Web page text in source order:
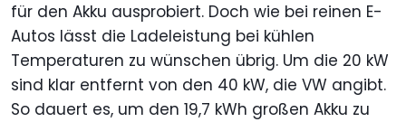
für den Akku ausprobiert. Doch wie bei reinen E-
Autos lässt die Ladeleistung bei kühlen
Temperaturen zu wünschen übrig. Um die 20 kW
sind klar entfernt von den 40 kW, die VW angibt.
So dauert es, um den 19,7 kWh großen Akku zu